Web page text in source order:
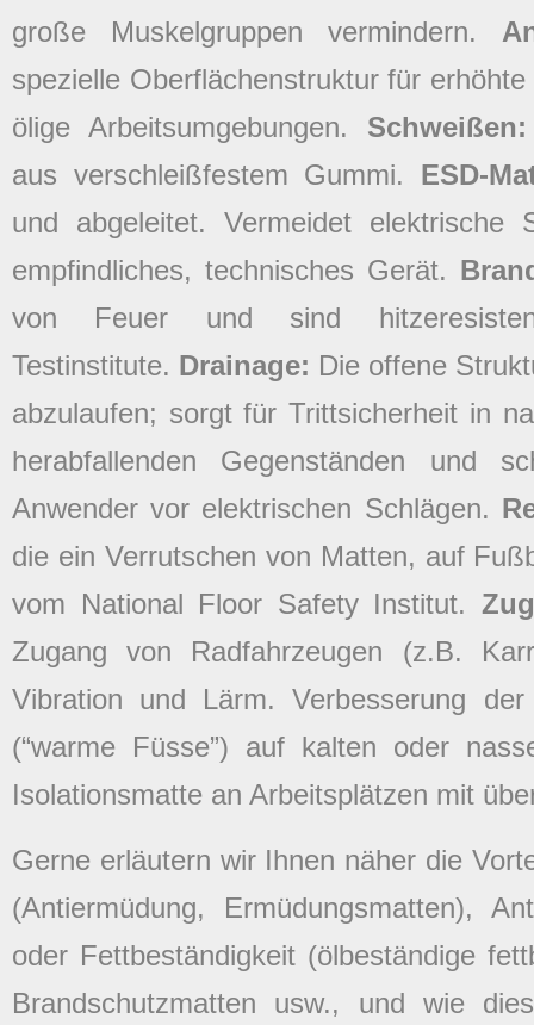
große Muskelgruppen vermindern.
spezielle Oberflächenstruktur für
ölige Arbeitsumgebungen.
aus verschleißfestem Gummi. ESD-
und abgeleitet. Vermeidet elektrische
empfindliches, technisches Gerät.
von Feuer und sind
Testinstitute. Drainage: Die offene
abzulaufen; sorgt für Trittsicherheit in
herabfallenden Gegenständen und
Anwender vor elektrischen Schlägen.
die ein Verrutschen von Matten, auf
vom National Floor Safety Institut.
Zugang von Radfahrzeugen (z.B.
Vibration und Lärm. Verbesserung
(“warme Füsse”) auf kalten oder
Isolationsmatte an Arbeitsplätzen mit
Gerne erläutern wir Ihnen näher die
(Antiermüdung, Ermüdungsmatten),
oder Fettbeständigkeit (ölbeständige
Brandschutzmatten usw., und wie